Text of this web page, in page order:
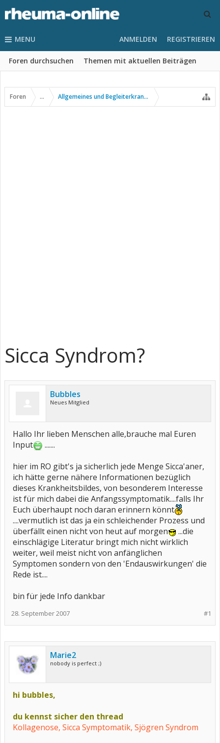
MENU
Foren durchsuchen Themen mit aktuellen Beiträgen
ANMELDEN REGISTRIEREN
Foren ... Allgemeines und Begleiterkrankungen
Sicca Syndrom?
Bubbles
Neues Mitglied
Hallo Ihr lieben Menschen alle,brauche mal Euren
Input
.......
hier im RO gibt's ja sicherlich jede Menge Sicca'aner,
ich hätte gerne nähere Informationen bezüglich
dieses Krankheitsbildes, von besonderem Interesse
ist für mich dabei die Anfangssymptomatik....falls Ihr
Euch überhaupt noch daran erinnern könnt
....vermutlich ist das ja ein schleichender Prozess und
überfällt einen nicht von heut auf morgen
...die
einschlägige Literatur bringt mich nicht wirklich
weiter, weil meist nicht von anfänglichen
Symptomen sondern von den 'Endauswirkungen' die
Rede ist....
bin für jede Info dankbar
#1
28. September 2007
Marie2
nobody is perfect ;)
hi bubbles,
du kennst sicher den thread
Kollagenose, Sicca Symptomatik, Sjögren Syndrom